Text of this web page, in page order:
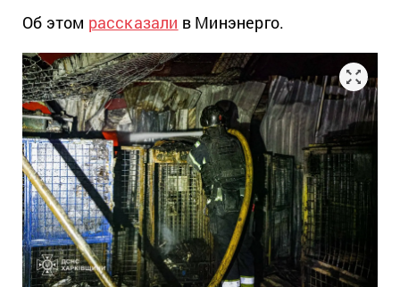
Об этом рассказали в Минэнерго.